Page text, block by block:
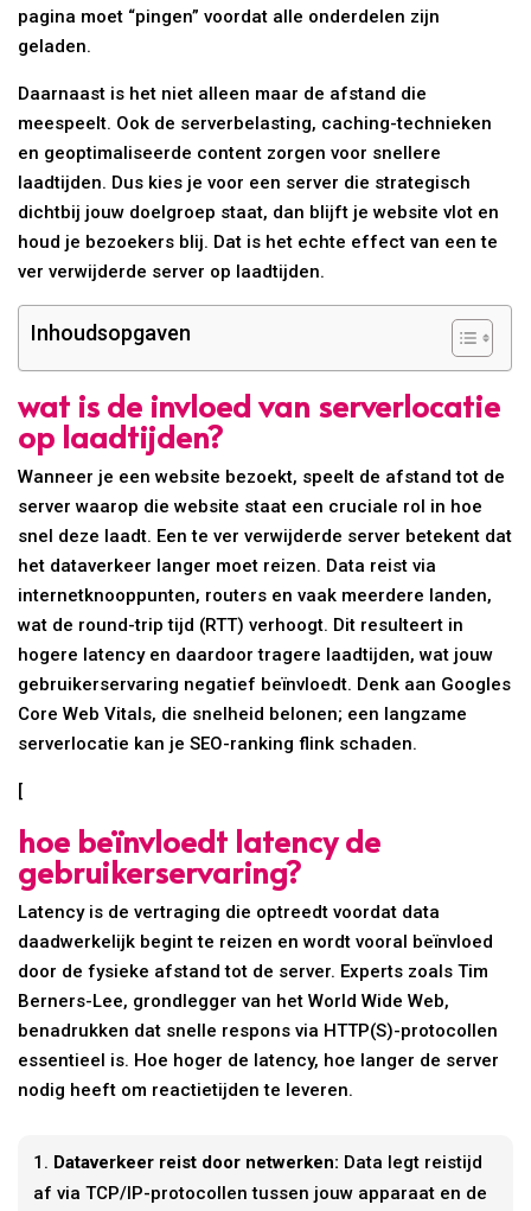
pagina moet “pingen” voordat alle onderdelen zijn
geladen.
Daarnaast is het niet alleen maar de afstand die
meespeelt. Ook de serverbelasting, caching-technieken
en geoptimaliseerde content zorgen voor snellere
laadtijden. Dus kies je voor een server die strategisch
dichtbij jouw doelgroep staat, dan blijft je website vlot en
houd je bezoekers blij. Dat is het echte effect van een te
ver verwijderde server op laadtijden.
Inhoudsopgaven
wat is de invloed van serverlocatie
op laadtijden?
Wanneer je een website bezoekt, speelt de afstand tot de
server waarop die website staat een cruciale rol in hoe
snel deze laadt. Een te ver verwijderde server betekent dat
het dataverkeer langer moet reizen. Data reist via
internetknooppunten, routers en vaak meerdere landen,
wat de round-trip tijd (RTT) verhoogt. Dit resulteert in
hogere latency en daardoor tragere laadtijden, wat jouw
gebruikerservaring negatief beïnvloedt. Denk aan Googles
Core Web Vitals, die snelheid belonen; een langzame
serverlocatie kan je SEO-ranking flink schaden.
[
hoe beïnvloedt latency de
gebruikerservaring?
Latency is de vertraging die optreedt voordat data
daadwerkelijk begint te reizen en wordt vooral beïnvloed
door de fysieke afstand tot de server. Experts zoals Tim
Berners-Lee, grondlegger van het World Wide Web,
benadrukken dat snelle respons via HTTP(S)-protocollen
essentieel is. Hoe hoger de latency, hoe langer de server
nodig heeft om reactietijden te leveren.
Dataverkeer reist door netwerken: Data legt reistijd
af via TCP/IP-protocollen tussen jouw apparaat en de